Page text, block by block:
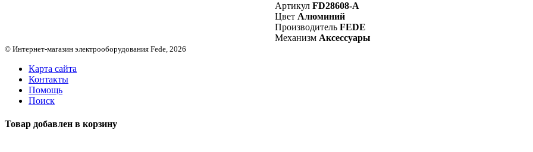
Артикул FD28608-A
Цвет Алюминий
Производитель FEDE
Механизм Аксессуары
© Интернет-магазин электрооборудования Fede, 2026
Карта сайта
Контакты
Помощь
Поиск
Товар добавлен в корзину